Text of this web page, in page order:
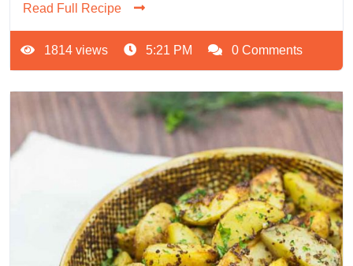
Read Full Recipe
1814 views 5:21 PM 0 Comments